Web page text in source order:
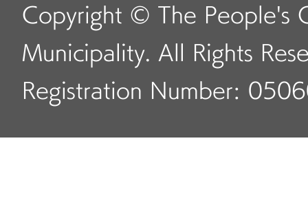
Copyright © The People's
Municipality. All Rights
Registration Number: